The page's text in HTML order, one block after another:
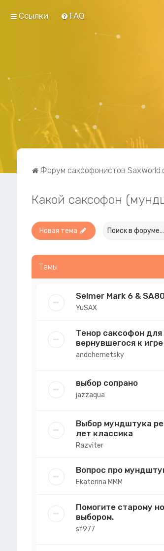
Ссылки FAQ
Форум саксофонистов
Какой саксофон
Новая тема
Темы
Selmer Mark 6 &
YuSAX
Тенор саксофон для
вернувшегося к игре
andchernetsky
выбор сопрано
jazzaqua
Выбор мундштука
лет классика
Razviter
Вопрос про
Ekaterina MMM
Помогите старому
выбором.
sf977